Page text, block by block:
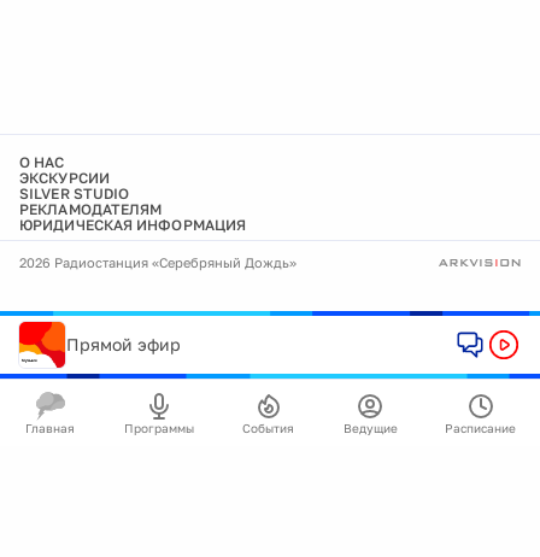
О НАС
ЭКСКУРСИИ
SILVER STUDIO
РЕКЛАМОДАТЕЛЯМ
ЮРИДИЧЕСКАЯ ИНФОРМАЦИЯ
2026 Радиостанция «Серебряный Дождь»
Прямой эфир
Главная Программы События Ведущие Расписание